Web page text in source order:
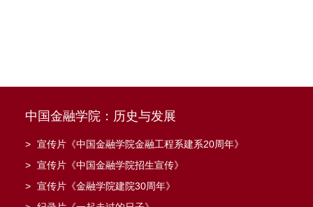
中国金融学院：历史与发展
> 宣传片《中国金融学院金融工程系建系20周年》
> 宣传片《中国金融学院招生宣传》
> 宣传片《金融学院建院30周年》